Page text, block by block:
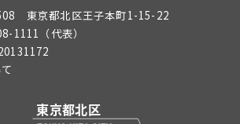
東京都北区王子本町1-15-22
1111 （代表）